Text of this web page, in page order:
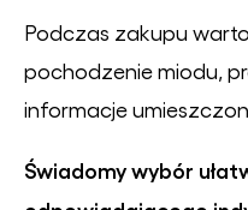
Podczas zakupu
pochodzenie miodu,
informacje
Świadomy wybór